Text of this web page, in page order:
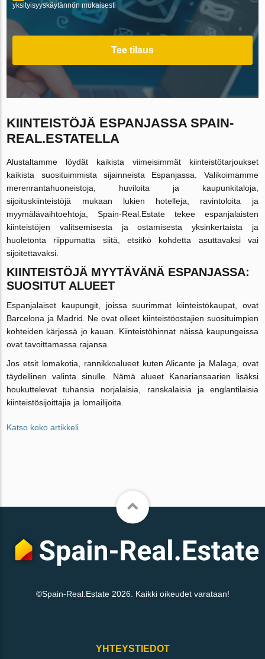
yksityisyyskäytännön mukaisesti
Tee tilaus
KIINTEISTÖJÄ ESPANJASSA SPAIN-
REAL.ESTATELLA
Alustaltamme löydät kaikista viimeisimmät kiinteistötarjoukset
kaikista suosituimmista sijainneista Espanjassa. Valikoimamme
merenrantahuoneistoja, huviloita ja kaupunkitaloja,
sijoituskiinteistöjä mukaan lukien hotelleja, ravintoloita ja
myymälävaihtoehtoja, Spain-Real.Estate tekee espanjalaisten
kiinteistöjen valitsemisesta ja ostamisesta yksinkertaista ja
huoletonta riippumatta siitä, etsitkö kohdetta asuttavaksi vai
sijoitettavaksi.
KIINTEISTÖJÄ MYYTÄVÄNÄ ESPANJASSA:
SUOSITUT ALUEET
Espanjalaiset kaupungit, joissa suurimmat kiinteistökaupat, ovat
Barcelona ja Madrid. Ne ovat olleet kiinteistöostajien suosituimpien
kohteiden kärjessä jo kauan. Kiinteistöhinnat näissä kaupungeissa
ovat tavoittamassa rajansa.
Jos etsit lomakotia, rannikkoalueet kuten Alicante ja Malaga, ovat
täydellinen valinta sinulle. Nämä alueet Kanariansaarien lisäksi
houkuttelevat tuhansia norjalaisia, ranskalaisia ja englantilaisia
kiinteistösijoittajia ja lomailijoita.
Katso koko artikkeli
©Spain-Real.Estate 2026. Kaikki oikeudet varataan!
YHTEYSTIEDOT